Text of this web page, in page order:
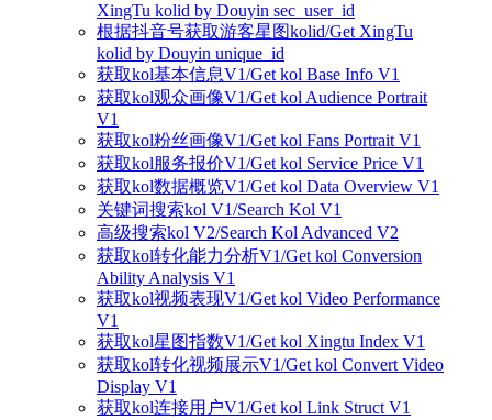
XingTu kolid by Douyin sec_user_id
根据抖音号获取游客星图kolid/Get XingTu
kolid by Douyin unique_id
获取kol基本信息V1/Get kol Base Info V1
获取kol观众画像V1/Get kol Audience Portrait
V1
获取kol粉丝画像V1/Get kol Fans Portrait V1
获取kol服务报价V1/Get kol Service Price V1
获取kol数据概览V1/Get kol Data Overview V1
关键词搜索kol V1/Search Kol V1
高级搜索kol V2/Search Kol Advanced V2
获取kol转化能力分析V1/Get kol Conversion
Ability Analysis V1
获取kol视频表现V1/Get kol Video Performance
V1
获取kol星图指数V1/Get kol Xingtu Index V1
获取kol转化视频展示V1/Get kol Convert Video
Display V1
获取kol连接用户V1/Get kol Link Struct V1